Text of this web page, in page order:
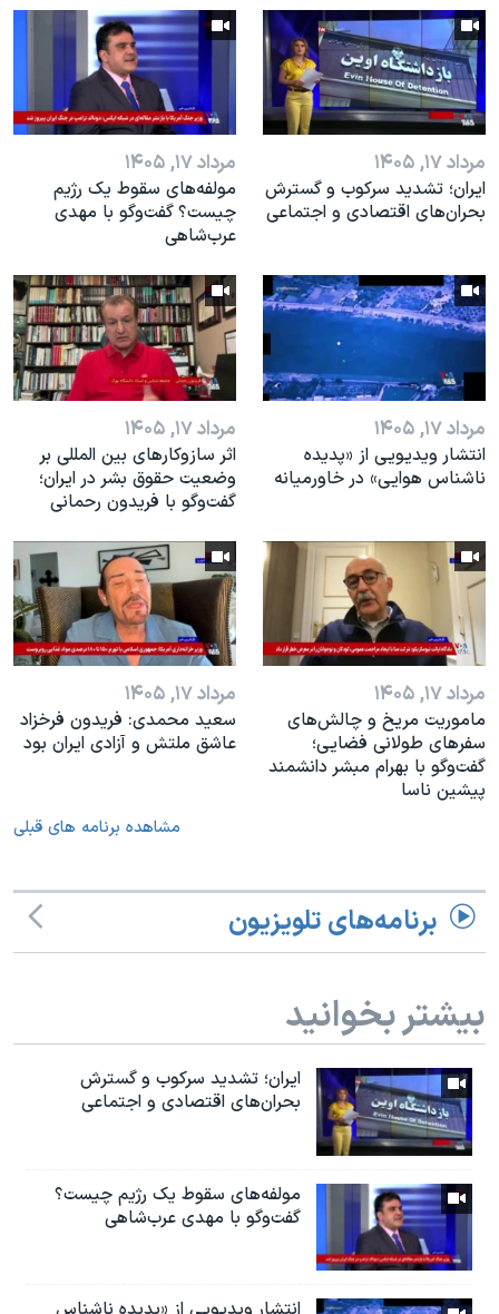
نرگس محمدی برنده جایزه نوبل صلح
همایش محافظه‌کاران آمریکا «سی‌پک»
صفحه‌های ویژه
سفر پرزیدنت ترامپ به چینمرداد ۱۷, ۱۴۰۵
ایران؛ تشدید سرکوب و گسترش
بحران‌های اقتصادی و اجتماعی
مرداد ۱۷, ۱۴۰۵
مولفه‌های سقوط یک رژیم
چیست؟ گفت‌وگو با مهدی
عرب‌شاهی
مرداد ۱۷, ۱۴۰۵
انتشار ویدیویی از «پدیده‌
ناشناس هوایی» در خاورمیانه
مرداد ۱۷, ۱۴۰۵
اثر ساز‌و‌کارهای بین المللی بر
وضعیت حقوق بشر در ایران؛
گفت‌وگو با فریدون رحمانی
مرداد ۱۷, ۱۴۰۵
ماموریت مریخ و چالش‌های
سفرهای طولانی فضایی؛
گفت‌وگو با بهرام مبشر دانشمند
پیشین ناسا
مرداد ۱۷, ۱۴۰۵
سعید محمدی: فریدون فرخزاد
عاشق ملتش و آزادی ایران بود
مشاهده برنامه های قبلی
برنامه‌های تلویزیون
بیشتر بخوانید
ایران؛ تشدید سرکوب و گسترش
بحران‌های اقتصادی و اجتماعی
مولفه‌های سقوط یک رژیم چیست؟
گفت‌وگو با مهدی عرب‌شاهی